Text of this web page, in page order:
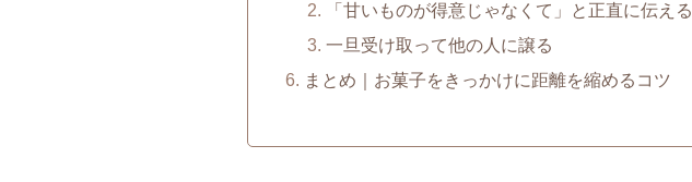
「甘いものが得意じゃなくて」と正直に伝える
一旦受け取って他の人に譲る
まとめ｜お菓子をきっかけに距離を縮めるコツ